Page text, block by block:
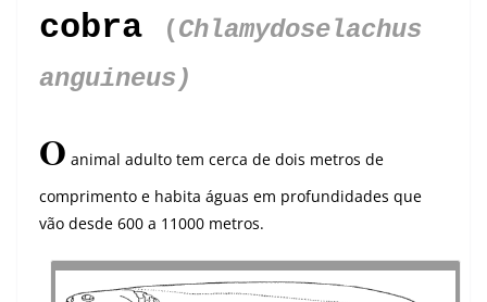
cobra
(Chlamydoselachus
anguineus)
O animal adulto tem cerca de dois metros de
comprimento e habita águas em profundidades que
vão desde 600 a 11000 metros.